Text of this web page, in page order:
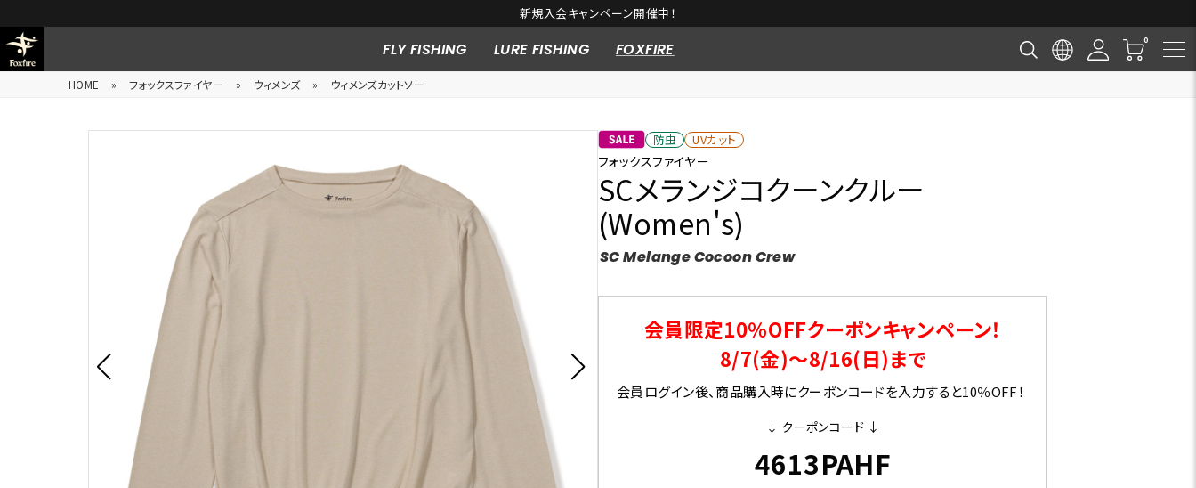
10,000円以上の購入で送料無料※一部対象外商品もございます。
FLY FISHING LURE FISHING FOXFIRE
HOME » フォックスファイヤー » ウィメンズ » ウィメンズカットソー
防虫 UVカット
フォックスファイヤー
SCメランジコクーンクルー
(Women's)
SC Melange Cocoon Crew
会員限定10％OFFクーポンキャンペーン！
8/7(金)～8/16(日)まで
会員ログイン後、商品購入時にクーポンコードを入力すると10％OFF！
↓ クーポンコード ↓
4613PAHF